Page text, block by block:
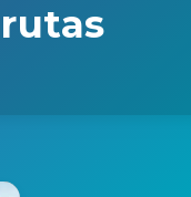
rutas